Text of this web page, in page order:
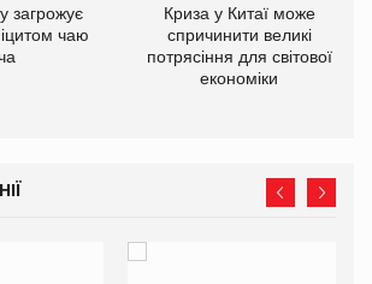
загрожує
чаю
Криза у Китаї може
спричинити великі
потрясіння для світової
економіки